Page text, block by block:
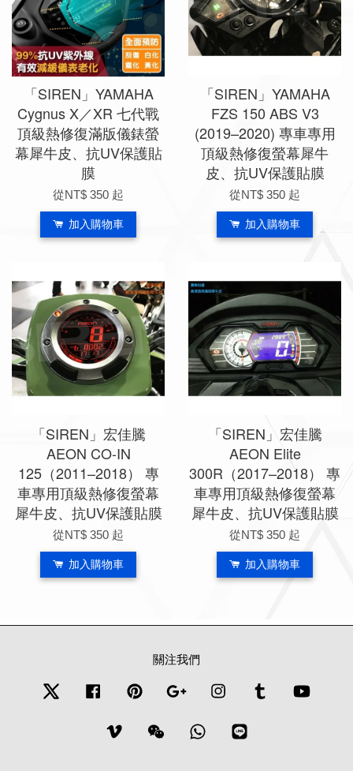
「SIREN」YAMAHA
Cygnus X／XR 七代戰
頂級熱修復滿版儀錶螢
幕犀牛皮、抗UV保護貼
膜
從NT$ 350 起
加入購物車
「SIREN」YAMAHA
FZS 150 ABS V3
(2019–2020) 專車專用
頂級熱修復螢幕犀牛
皮、抗UV保護貼膜
從NT$ 350 起
加入購物車
「SIREN」宏佳騰
AEON CO-IN
125（2011–2018） 專
車專用頂級熱修復螢幕
犀牛皮、抗UV保護貼膜
從NT$ 350 起
加入購物車
「SIREN」宏佳騰
AEON Elite
300R（2017–2018） 專
車專用頂級熱修復螢幕
犀牛皮、抗UV保護貼膜
從NT$ 350 起
加入購物車
關注我們
Twitter Facebook Pinterest Google Instagram Tumblr
Vimeo Wechat Whatsapp